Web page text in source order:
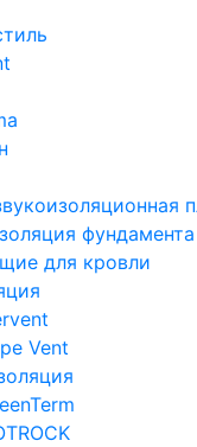
фундамента
для кровли
Vent